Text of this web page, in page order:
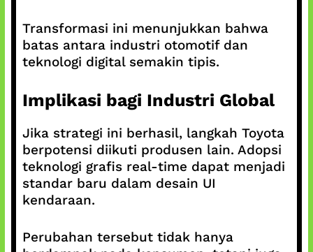
Transformasi ini menunjukkan bahwa
batas antara industri otomotif dan
teknologi digital semakin tipis.
Implikasi bagi Industri Global
Jika strategi ini berhasil, langkah Toyota
berpotensi diikuti produsen lain. Adopsi
teknologi grafis real-time dapat menjadi
standar baru dalam desain UI
kendaraan.
Perubahan tersebut tidak hanya